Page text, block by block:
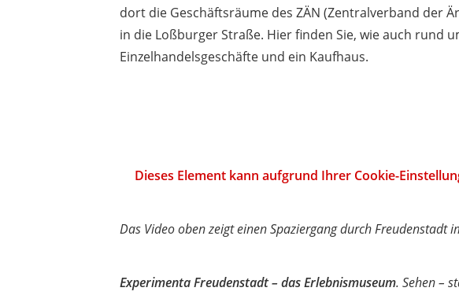
dort die Geschäftsräume des ZÄN (Zentralverband der
in die Loßburger Straße. Hier finden Sie, wie auch rund
Einzelhandelsgeschäfte und ein Kaufhaus.
Dieses Element kann aufgrund Ihrer Cookie-
Das Video oben zeigt einen Spaziergang durch Freudenstadt
Experimenta Freudenstadt – das Erlebnismuseum. Sehen –